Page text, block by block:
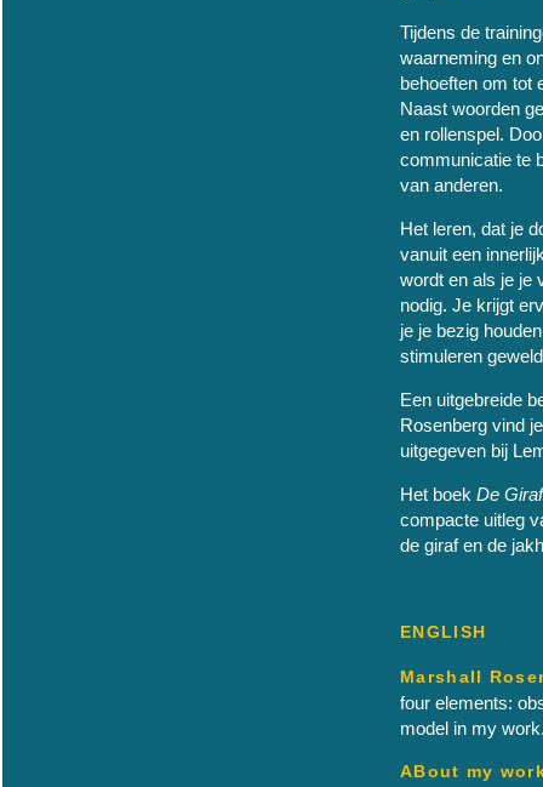
Tijdens de
waarneming en
behoeften om tot
Naast woorden
en rollenspel.
communicatie te
van anderen.
Het leren, dat je
vanuit een
wordt en als je je
nodig. Je krijgt
je je bezig
stimuleren
Een uitgebreide
Rosenberg vind
uitgegeven bij
Het boek De
compacte uitleg
de giraf en de
ENGLISH
Marshall
four elements:
model in my
ABout my